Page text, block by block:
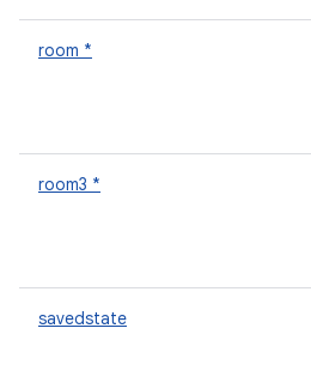
room *
room3 *
savedstate